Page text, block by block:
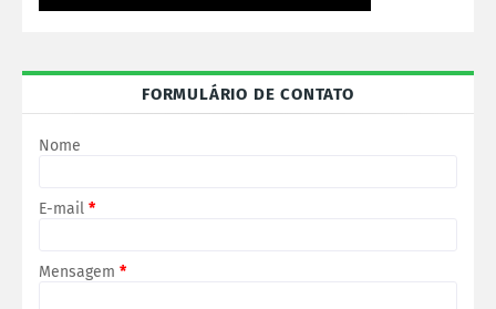
FORMULÁRIO DE CONTATO
Nome
E-mail *
Mensagem *